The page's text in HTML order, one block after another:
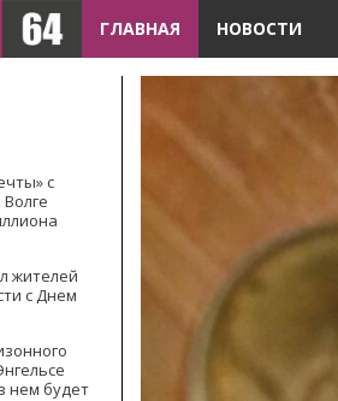
ГЛАВНАЯ НОВОСТИ
с
жителей
с Днем
нем будет